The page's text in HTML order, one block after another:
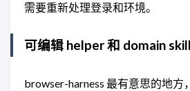
需要重新处理登录和环境。
可编辑 helper 和 domain
browser-harness 最有意思的地方